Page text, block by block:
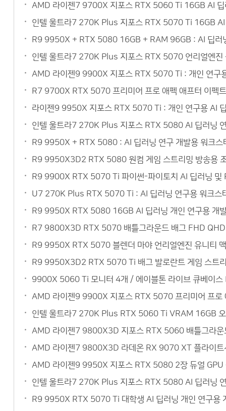
AMD 라이젠7 9700X 지포스 RTX 5060 Ti 16GB AI 딥
인텔 울트라7 270K Plus 지포스 RTX 5070 Ti 16GB AI
R9 9950X + RTX 5080 16GB + RAM 96GB : AI 딥러
인텔 울트라7 270K Plus 지포스 RTX 5070 언리얼엔진
AMD 라이젠9 9900X 지포스 RTX 5070 Ti : 개인 연구
R7 9700X RTX 5070 프리미어 프로 애펙 애프터 이펙
라이젠9 9950X 지포스 RTX 5070 Ti : 개인 연구용 AI
인텔 울트라7 270K Plus 지포스 RTX 5080 AI 딥러닝
R9 9950X + RTX 5080 : AI 딥러닝 연구 개발용 워크스
R9 9950X3D2 RTX 5080 원컴 게임 스트리밍 방송용
R9 9900X RTX 5070 Ti 파이썬-파이토치 AI 딥러닝 및
U7 270K Plus RTX 5070 Ti : AI 딥러닝 연구용 워크스
R9 9950X RTX 5080 16GB AI 딥러닝 개인 연구용 개
R7 9800X3D RTX 5070 배틀그라운드 배그 FHD QHD
R9 9950X RTX 5070 블렌더 마야 언리얼엔진 유니티
R9 9950X3D2 RTX 5070 Ti 배그 발로란트 게임 스트
9900X 5060 Ti 모니터 4개 / 에이블톤 라이브 큐베이스
AMD 라이젠9 9900X 지포스 RTX 5070 프리미어 프로
인텔 울트라7 270K Plus RTX 5060 Ti VRAM 16GB 오
AMD 라이젠7 9800X3D 지포스 RTX 5060 배틀그라운
AMD 라이젠7 9800X3D 라데온 RX 9070 XT 플라이트
AMD 라이젠9 9950X 지포스 RTX 5080 2장 듀얼 GPU
인텔 울트라7 270K Plus 지포스 RTX 5080 AI 딥러닝
R9 9950X RTX 5070 Ti 대학생 AI 딥러닝 개인 연구용